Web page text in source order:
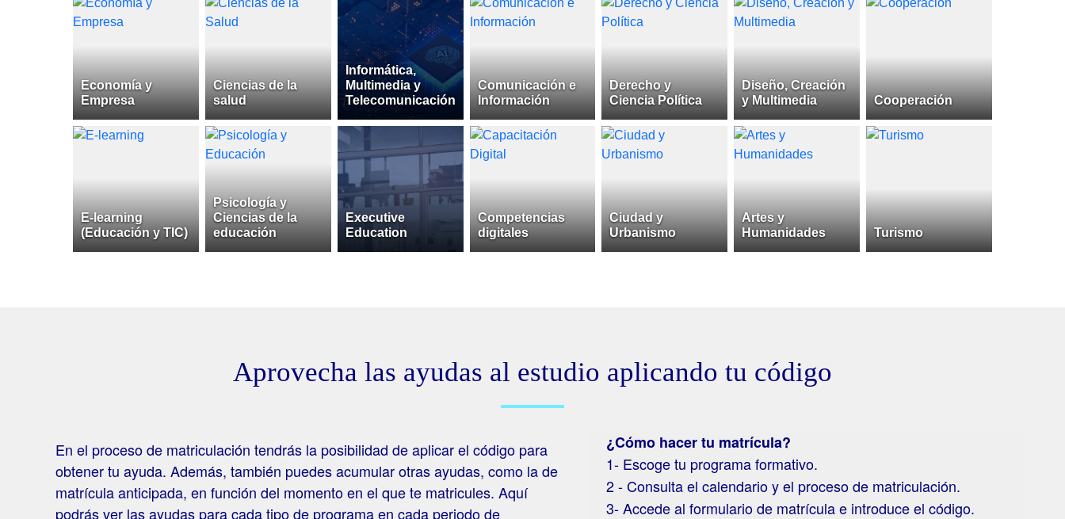
Economía y
Empresa
Ciencias de la
salud
Informática,
Multimedia y
Telecomunicación
Comunicación e
Información
Derecho y
Ciencia Política
Diseño, Creación
y Multimedia
Cooperación
E-learning
(Educación y TIC)
Psicología y
Ciencias de la
educación
Executive
Education
Competencias
digitales
Ciudad y
Urbanismo
Artes y
Humanidades
Turismo
Aprovecha las ayudas al estudio aplicando tu código
En el proceso de matriculación tendrás la posibilidad de aplicar el código para
obtener tu ayuda. Además, también puedes acumular otras ayudas, como la de
matrícula anticipada, en función del momento en el que te matricules. Aquí
podrás ver las ayudas para cada tipo de programa en cada periodo de
¿Cómo hacer tu matrícula?
1- Escoge tu programa formativo.
2 - Consulta el calendario y el proceso de matriculación.
3- Accede al formulario de matrícula e introduce el código.